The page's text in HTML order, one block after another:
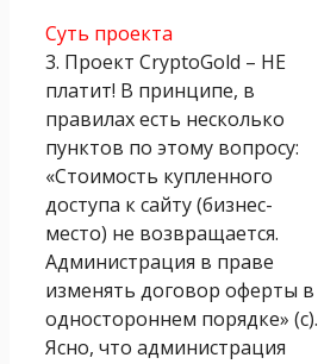
Суть проекта
3. Проект CryptoGold – НЕ
платит! В принципе, в
правилах есть несколько
пунктов по этому вопросу:
«Стоимость купленного
доступа к сайту (бизнес-
место) не возвращается.
Администрация в праве
изменять договор оферты в
одностороннем порядке» (с).
Ясно, что администрация